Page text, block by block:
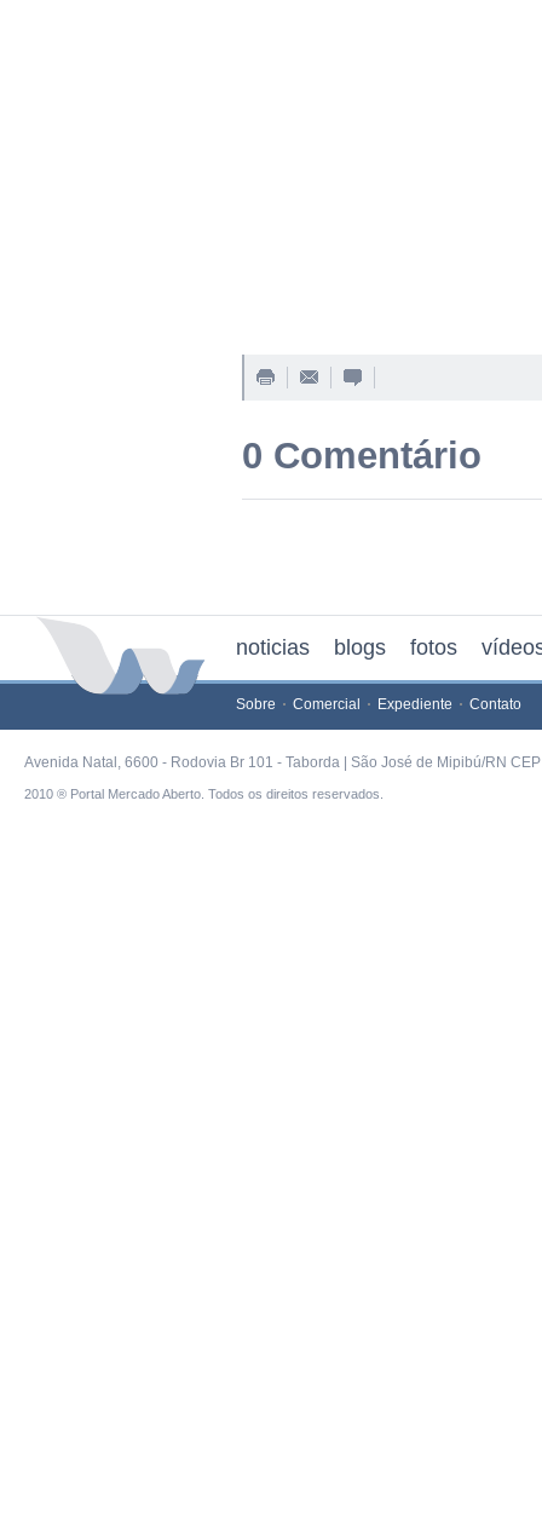
0 Comentário
noticias blogs fotos
Sobre Comercial Expediente Contato
Avenida Natal, 6600 - Rodovia Br 101 - Taborda | São José de Mipibú/RN
2010 ® Portal Mercado Aberto. Todos os direitos reservados.